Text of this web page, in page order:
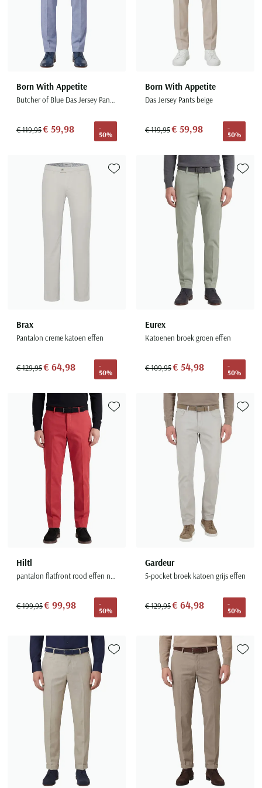
Seidensticker
Slater
State of Art
Superdry
Tenson
Thomas Maine
Tramarossa
Vanguard
William Lockie
Xacus
Alle merken
Born With Appetite
Butcher of Blue Das Jersey Pants lichtblauw
€ 119,95€ 59,98
-
50%
Born With Appetite
Das Jersey Pants beige
€ 119,95€ 59,98
-
50%
Brax
Pantalon creme katoen effen
€ 129,95€ 64,98
-
50%
Toevoegen aan favorieten
Eurex
Katoenen broek groen effen
€ 109,95€ 54,98
-
50%
Hiltl
pantalon flatfront rood effen normale fit katoen
€ 199,95€ 99,98
-
50%
Toevoegen aan favorieten
Gardeur
5-pocket broek katoen grijs effen
€ 129,95€ 64,98
-
50%
Toevoegen aan favorieten